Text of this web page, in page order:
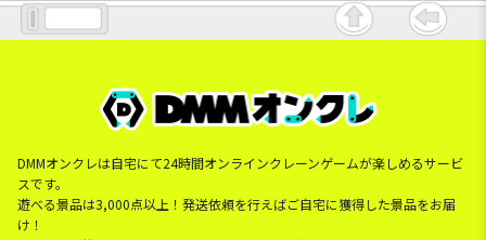
DMMオンクレは自宅にて24時間オンラインクレーンゲームが楽しめるサービ
スです。
遊べる景品は3,000点以上！発送依頼を行えばご自宅に獲得した景品をお届
け！